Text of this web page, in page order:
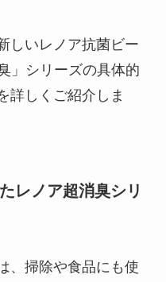
しいレノア抗菌ビー
」シリーズの具体的
詳しくご紹介しま
レノア超消臭シリ
、掃除や食品にも使